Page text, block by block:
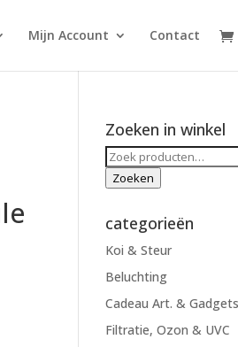
Mijn Account Contact
Zoeken in winkel
Zoeken
naar:
Zoeken
categorieën
Koi & Steur
Beluchting
Cadeau Art. & Gadgets
Filtratie, Ozon & UVC